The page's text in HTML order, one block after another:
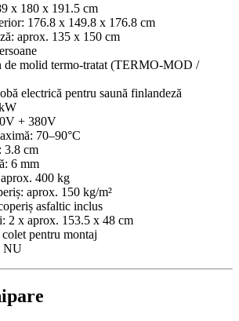
x 180 x 191.5 cm
176.8 x 149.8 x 176.8 cm
aprox. 135 x 150 cm
de molid termo-tratat (TERMO-MOD /
electrică pentru saună finlandeză
+ 380V
70–90°C
3.8 cm
6 mm
400 kg
aprox. 150 kg/m²
asfaltic inclus
2 x aprox. 153.5 x 48 cm
pentru montaj
NU